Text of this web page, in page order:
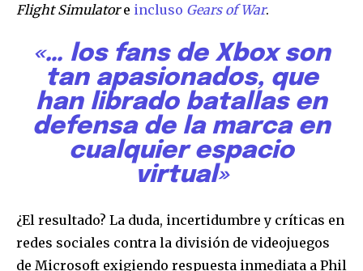
Flight Simulatore incluso Gears of War.
«… los fans de Xbox son
tan apasionados, que
han librado batallas en
defensa de la marca en
cualquier espacio
virtual»
¿El resultado? La duda, incertidumbre y críticas en
redes sociales contra la división de videojuegos
de Microsoft exigiendo respuesta inmediata a Phil